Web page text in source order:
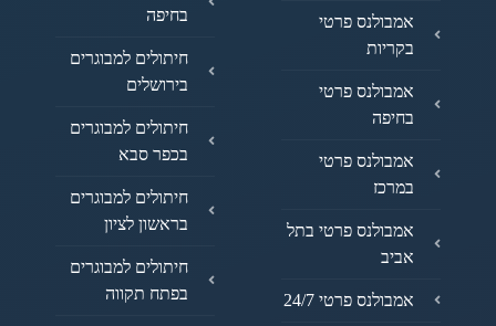
אמבולנס פרטי
בקריות
אמבולנס פרטי
בחיפה
אמבולנס פרטי
במרכז
אמבולנס פרטי בתל
אביב
אמבולנס פרטי 24/7
בחיפה
חיתולים למבוגרים
בירושלים
חיתולים למבוגרים
בכפר סבא
חיתולים למבוגרים
בראשון לציון
חיתולים למבוגרים
בפתח תקווה